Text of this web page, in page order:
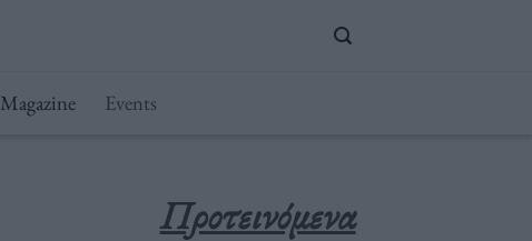
Magazine Events
Προτεινόμενα